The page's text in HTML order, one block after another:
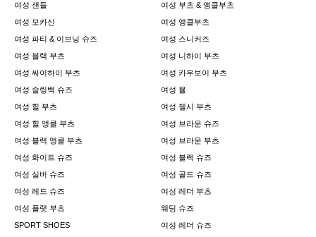
여성 샌들
여성 부츠 & 앵클부츠
여성 모카신
여성 앵클부츠
여성 파티 & 이브닝 슈즈
여성 스니커즈
여성 블랙 부츠
여성 니하이 부츠
여성 싸이하이 부츠
여성 카우보이 부츠
여성 슬링백 슈즈
여성 뮬
여성 힐 부츠
여성 첼시 부츠
여성 힐 앵클 부츠
여성 브라운 슈즈
여성 블랙 앵클 부츠
여성 브라운 부츠
여성 화이트 슈즈
여성 블랙 슈즈
여성 실버 슈즈
여성 골드 슈즈
여성 레드 슈즈
여성 레더 부츠
여성 플랫 부츠
웨딩 슈즈
SPORT SHOES
여성 레더 슈즈